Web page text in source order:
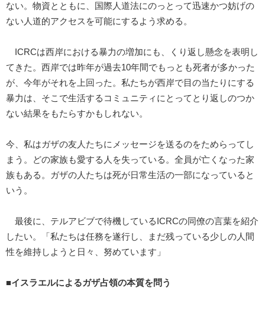
ない。物資とともに、国際人道法にのっとって迅速かつ妨げの
ない人道的アクセスを可能にするよう求める。
ICRCは西岸における暴力の増加にも、くり返し懸念を表明し
てきた。西岸では昨年が過去10年間でもっとも死者が多かった
が、今年がそれを上回った。私たちが西岸で目の当たりにする
暴力は、そこで生活するコミュニティにとってとり返しのつか
ない結果をもたらすかもしれない。
今、私はガザの友人たちにメッセージを送るのをためらってし
まう。どの家族も愛する人を失っている。全員が亡くなった家
族もある。ガザの人たちは死が日常生活の一部になっていると
いう。
最後に、テルアビブで待機しているICRCの同僚の言葉を紹介
したい。「私たちは任務を遂行し、まだ残っている少しの人間
性を維持しようと日々、努めています」
■イスラエルによるガザ占領の本質を問う